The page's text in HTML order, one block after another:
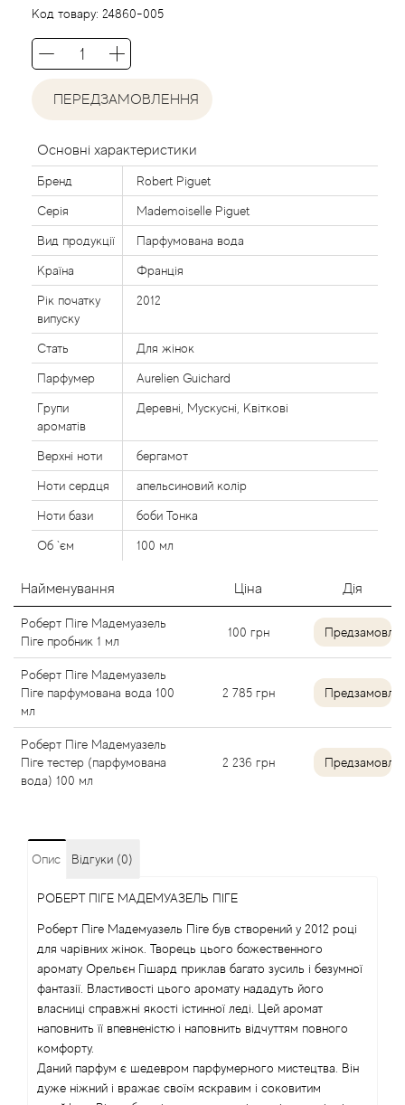
Код товару: 24860-005
ПЕРЕДЗАМОВЛЕННЯ
Основні характеристики
Бренд Robert Piguet
Серія Mademoiselle Piguet
Вид продукції Парфумована вода
Країна Франція
Рік початку
випуску
2012
Стать Для жінок
Парфумер Aurelien Guichard
Групи
ароматів
Деревні, Мускусні, Квіткові
Верхні ноти бергамот
Ноти сердця апельсиновий колір
Ноти бази боби Тонка
Об `єм 100 мл
Найменування Ціна Дія
Роберт Піге Мадемуазель
Піге пробник 1 мл
100 грн
Роберт Піге Мадемуазель
Піге парфумована вода 100
мл
2 785 грн
Роберт Піге Мадемуазель
Піге тестер (парфумована
вода) 100 мл
2 236 грн
Опис Відгуки (0)
РОБЕРТ ПІГЕ МАДЕМУАЗЕЛЬ ПІГЕ
Роберт Піге Мадемуазель Піге був створений у 2012 році
для чарівних жінок. Творець цього божественного
аромату Орельєн Гішард приклав багато зусиль і безумної
фантазії. Властивості цього аромату нададуть його
власниці справжні якості істинної леді. Цей аромат
наповнить її впевненістю і наповнить відчуттям повного
комфорту.
Даний парфум є шедевром парфумерного мистецтва. Він
дуже ніжний і вражає своїм яскравим і соковитим
Agent Provocateur
Agonist
Aigner
Aj Arabia (Widian)
Ajmal
Al Haramain
Al Jazeera
Alaia Paris
Alexander McQueen
Alexandre Barthet
Alexandre J
Alfred Dunhill
Alyssa Ashley
American Crew
Amouage
Amouroud
Angel Schlesser
Anna Sui
Annayake
Anne Fontaine
Annick Goutal